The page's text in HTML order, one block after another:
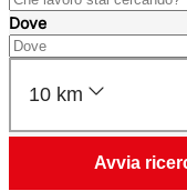
Dove
10 km
Avvia